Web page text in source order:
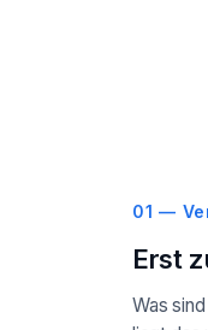
01 —
Erst
Was